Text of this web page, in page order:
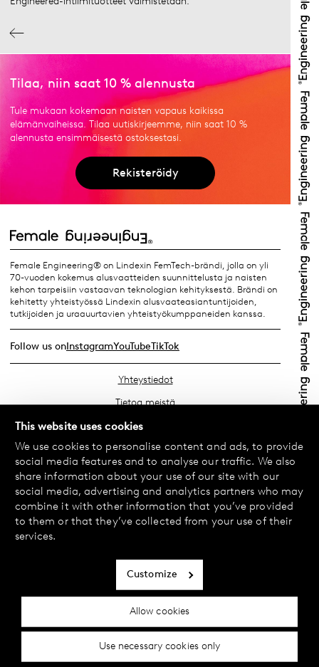
This website uses cookies
We use cookies to personalise content and ads, to provide
social media features and to analyse our traffic. We also
share information about your use of our site with our
social media, advertising and analytics partners who may
combine it with other information that you’ve provided
to them or that they’ve collected from your use of their
services.
Allow cookies
Customize
Use necessary cookies only
Tilaa, niin saat 10 % alennusta
Tule mukaan kokemaan naisten vapaus kaikissa
elämänvaiheissa. Tilaa uutiskirjeemme, niin saat 10 %
alennusta ensimmäisestä ostoksestasi.
Rekisteröidy
Female Engineering® on Lindexin FemTech-brändi, jolla on yli
70-vuoden kokemus alusvaatteiden suunnittelusta ja naisten
kehon tarpeisiin vastaavan teknologian kehityksestä. Brändi on
kehitetty yhteistyössä Lindexin alusvaateasiantuntijoiden,
tutkijoiden ja uraauurtavien yhteistyökumppaneiden kanssa.
Follow us onInstagramYouTubeTikTok
Yhteystiedot
Tietoa meistä
Etsi lähin myymäläsi
Usein kysyttyä
Käyttöehdot
Tietosuojakäytäntö
Vaihdot ja palautukset
Evästekäytäntö
Evästeasetukset
All rights reserved.